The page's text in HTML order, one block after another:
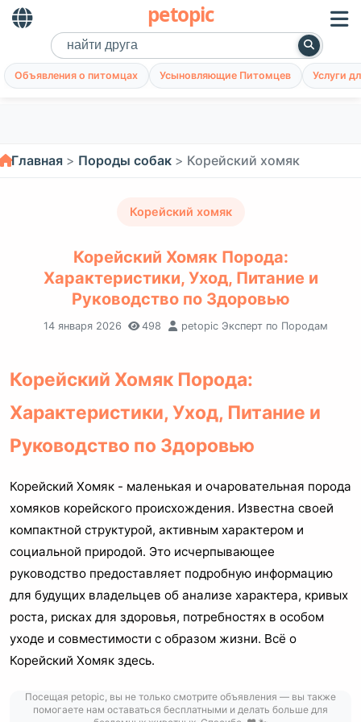
petopic
Объявления о питомцах Усыновляющие Питомцев Услуги
Главная Породы собак Корейский хомяк
Корейский хомяк
Корейский Хомяк Порода:
Характеристики, Уход, Питание и
Руководство по Здоровью
14 января 2026 498 petopic Эксперт по Породам
Корейский Хомяк Порода:
Характеристики, Уход, Питание и
Руководство по Здоровью
Корейский Хомяк - маленькая и очаровательная порода
хомяков корейского происхождения. Известна своей
компактной структурой, активным характером и
социальной природой. Это исчерпывающее
руководство предоставляет подробную информацию
для будущих владельцев об анализе характера, кривых
роста, рисках для здоровья, потребностях в особом
уходе и совместимости с образом жизни. Всё о
Корейский Хомяк здесь.
Посещая petopic, вы не только смотрите объявления — вы также
помогаете нам оставаться бесплатными и делать больше для